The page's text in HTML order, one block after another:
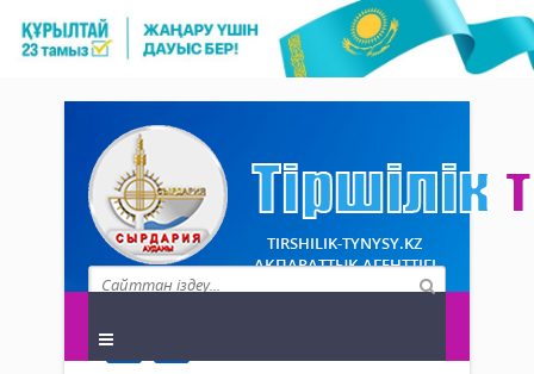
TIRSHILIK-TYNYSY.KZ
АҚПАРАТТЫҚ АГЕНТТІГІ